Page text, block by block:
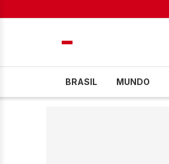
BRASIL MUNDO